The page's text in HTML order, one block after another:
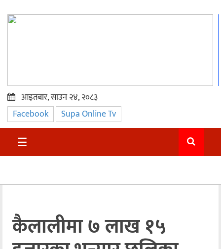
प्रमुख
समाचार
सुदुर
अन्तराष्ट्रिय
अन्तर्वार्ता
आइतबार, साउन २४, २०८३
Facebook Supa Online Tv
☰
कैलालीमा ७ लाख १५